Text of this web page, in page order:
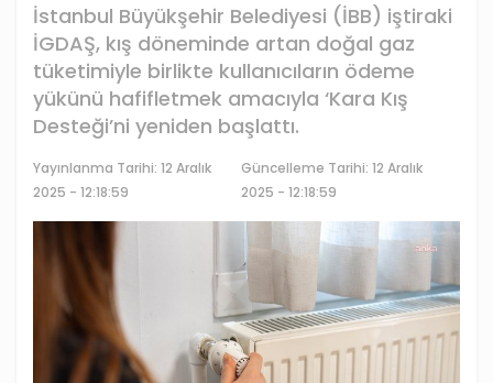
İstanbul Büyükşehir Belediyesi (İBB) iştiraki
İGDAŞ, kış döneminde artan doğal gaz
tüketimiyle birlikte kullanıcıların ödeme
yükünü hafifletmek amacıyla ‘Kara Kış
Desteği’ni yeniden başlattı.
Yayınlanma Tarihi: 12 Aralık
2025 - 12:18:59
Güncelleme Tarihi: 12 Aralık
2025 - 12:18:59